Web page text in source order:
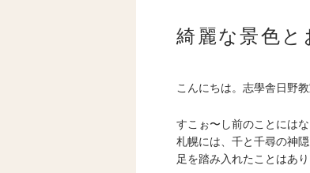
綺麗な景色と
こんにちは。志學舎日野教
すこぉ〜し前のことには
札幌には、千と千尋の神
足を踏み入れたことはあり